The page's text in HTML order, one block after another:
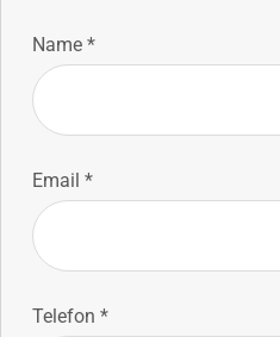
Name *
Email *
Telefon *